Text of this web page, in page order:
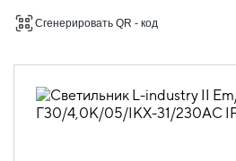
Общепромышленное освещение
Сгенерировать QR - код